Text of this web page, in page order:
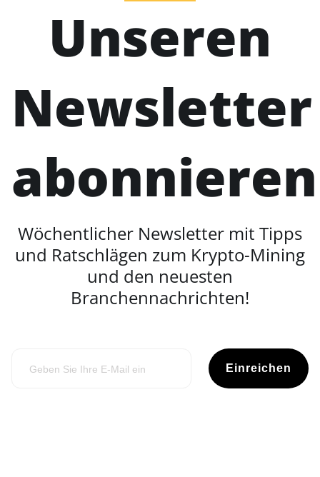
Unseren
Newsletter
abonnieren
Wöchentlicher Newsletter mit Tipps
und Ratschlägen zum Krypto-Mining
und den neuesten
Branchennachrichten!
Einreichen